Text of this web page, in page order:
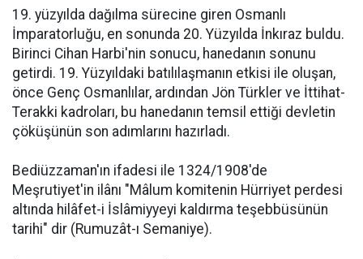
19. yüzyılda dağılma sürecine giren Osmanlı
İmparatorluğu, en sonunda 20. Yüzyılda İnkıraz buldu.
Birinci Cihan Harbi'nin sonucu, hanedanın sonunu
getirdi. 19. Yüzyıldaki batılılaşmanın etkisi ile oluşan,
önce Genç Osmanlılar, ardından Jön Türkler ve İttihat-
Terakki kadroları, bu hanedanın temsil ettiği devletin
çöküşünün son adımlarını hazırladı.
Bediüzzaman'ın ifadesi ile 1324/1908'de
Meşrutiyet'in ilânı "Mâlum komitenin Hürriyet perdesi
altında hilâfet-i İslâmiyyeyi kaldırma teşebbüsünün
tarihi" dir (Rumuzât-ı Semaniye).